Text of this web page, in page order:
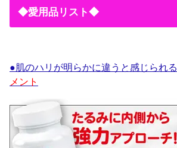
◆愛用品リスト◆
●肌のハリが明らかに違うと感じられる
メント